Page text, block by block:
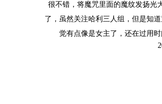
很不错，将魔咒里面的魔纹发扬光
了，虽然关注哈利三人组，但是知
觉有点像是女主了，还在过用